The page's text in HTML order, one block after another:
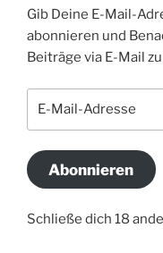
Gib Deine E-Mail-
abonnieren und
Beiträge via E-Mail
Abonnieren
Schließe dich 18